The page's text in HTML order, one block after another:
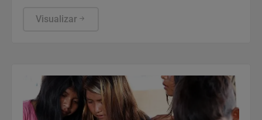
especializada em ratings de carbono.
Visualizar